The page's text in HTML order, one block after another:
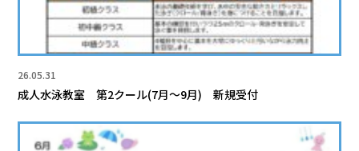
26.05.31
成人水泳教室 第2クール(7月～9月) 新規受付